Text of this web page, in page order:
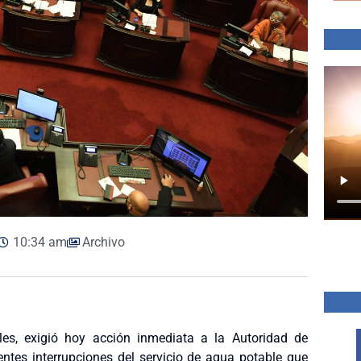
10:34 am Archivo
exigió hoy acción inmediata a la Autoridad de
interrupciones del servicio de agua potable que